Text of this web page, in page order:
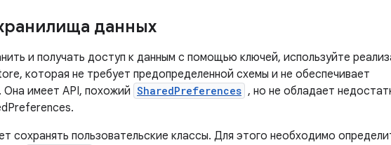
данных
и получать доступ к данным с помощью ключей, используйте
которая не требует предопределенной схемы и не обеспечивает
Она имеет API, похожий SharedPreferences , но не обладает
сохранять пользовательские классы. Для этого необходимо